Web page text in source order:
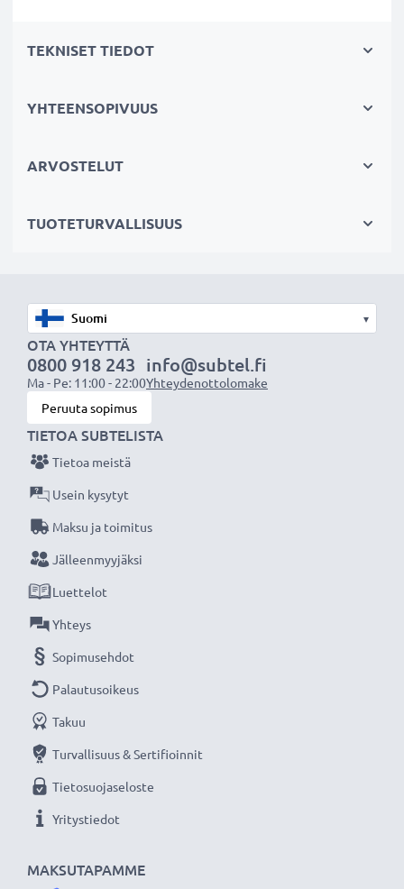
siksi akuillamme on 3 vuoden takuu.
Jos laitteesi akku on heikko, vaihda akku, älä laitettasi.
Valitse CELLONIC®, etkä tingi laadusta. Tilaa nyt!
TEKNISET TIEDOT
YHTEENSOPIVUUS
ARVOSTELUT
TUOTETURVALLISUUS
▾
OTA YHTEYTTÄ
0800 918 243
Ma - Pe: 11:00 - 22:00
info@subtel.fi
Yhteydenottolomake
Peruuta sopimus
MAKSUTAPAMME
TIETOA SUBTELISTA
Tietoa meistä
Usein kysytyt
Maksu ja toimitus
Jälleenmyyjäksi
Luettelot
Yhteys
Sopimusehdot
Palautusoikeus
Takuu
Turvallisuus & Sertifioinnit
Tietosuojaseloste
Yritystiedot